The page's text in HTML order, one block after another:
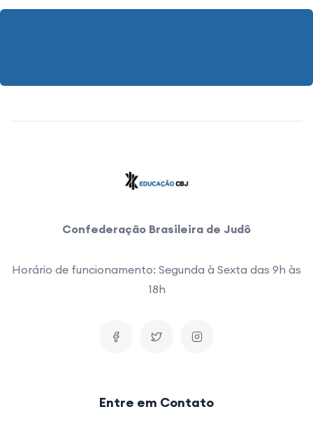
Confederação Brasileira de Judô
Horário de funcionamento: Segunda à Sexta das 9h às
18h
Entre em Contato